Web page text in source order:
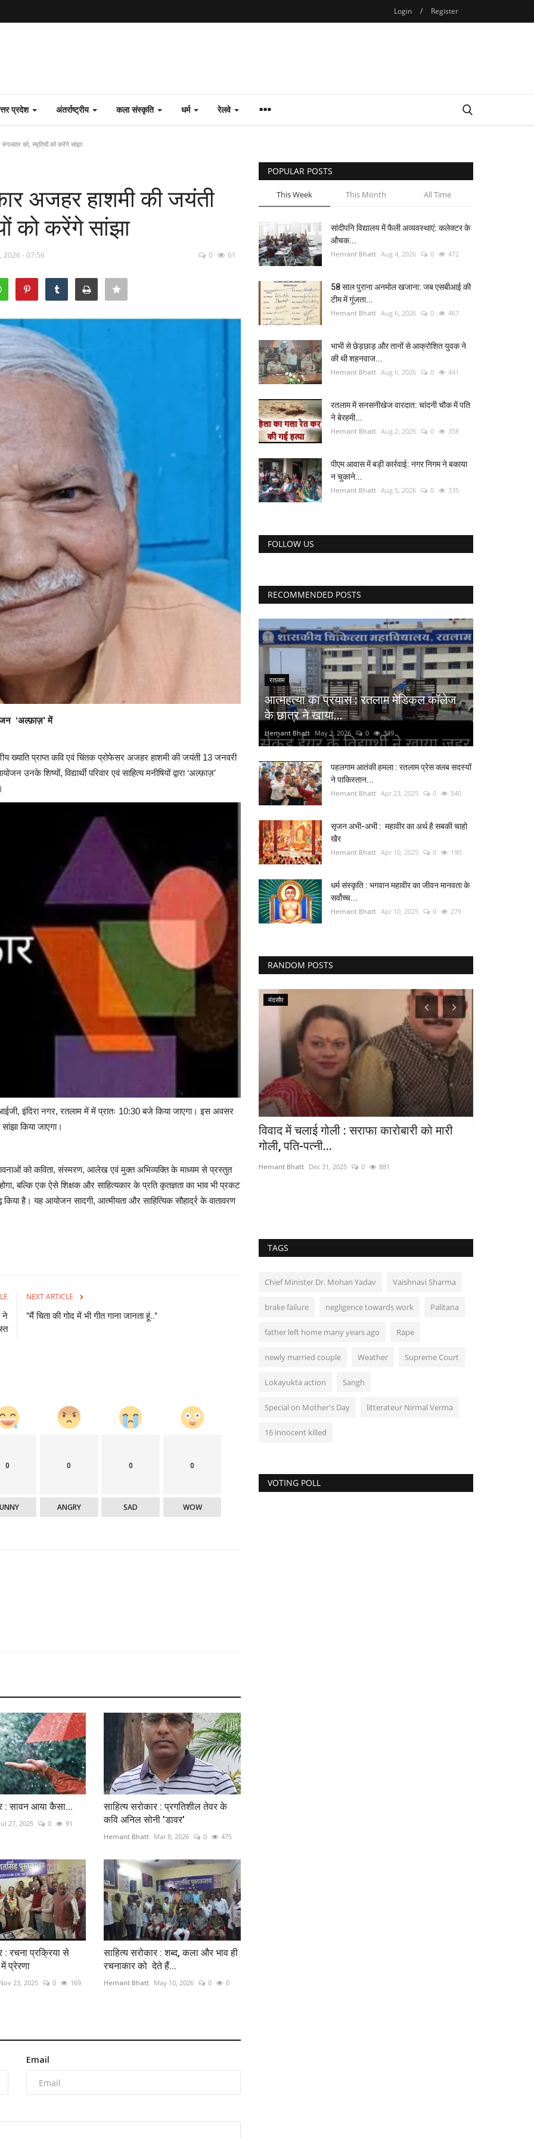
Login / Register
प्रदेश अंतर्राष्ट्रीय कला संस्कृति धर्म रेलवे
को, स्मृतियों को करेंगे सांझा
अजहर हाशमी की जयंती
को करेंगे सांझा
2026 - 07:56 0 61
‘अल्फ़ाज़’ में
ख्याति प्राप्त कवि एवं चिंतक प्रोफेसर अजहर हाशमी की जयंती 13 जनवरी
शिष्यों, विद्यार्थी परिवार एवं साहित्य मनीषियों द्वारा ‘अल्फ़ाज़’
इंदिरा नगर, रतलाम में में प्रातः 10:30 बजे किया जाएगा। इस अवसर
किया जाएगा।
भावनाओं को कविता, संस्मरण, आलेख एवं मुक्त अभिव्यक्ति के माध्यम से प्रस्तुत
बल्कि एक ऐसे शिक्षक और साहित्यकार के प्रति कृतज्ञता का भाव भी प्रकट
है। यह आयोजन सादगी, आत्मीयता और साहित्यिक सौहार्द्र के वातावरण
ने
NEXT ARTICLE
"मैं चिता की गोद में भी गीत गाना जानता हूं.."
0 0
ANGRY
0
SAD
0
WOW
: सावन आया कैसा...
27, 2025 0 91
साहित्य सरोकार : प्रगतिशील तेवर के
कवि अनिल सोनी ’डावर’
Hemant Bhatt Mar 8, 2026 0 475
: रचना प्रक्रिया से
प्रेरणा
23, 2025 0 169
साहित्य सरोकार : शब्द, कला और भाव ही
रचनाकार को देते हैं...
Hemant Bhatt May 10, 2026 0 0
Email
POPULAR POSTS
This Week This Month All Time
सांदीपनि विद्यालय में फैली अव्यवस्थाएं: कलेक्टर के
औचक...
Hemant Bhatt Aug 4, 2026 0 472
58 साल पुराना अनमोल खजाना: जब एसबीआई की
टीम में गूंजता...
Hemant Bhatt Aug 6, 2026 0 467
भाभी से छेड़छाड़ और तानों से आक्रोशित युवक ने
की थी शहनवाज...
Hemant Bhatt Aug 6, 2026 0 441
रतलाम में सनसनीखेज वारदात: चांदनी चौक में पति
ने बेरहमी...
Hemant Bhatt Aug 2, 2026 0 358
पीएम आवास में बड़ी कार्रवाई: नगर निगम ने बकाया
न चुकाने...
Hemant Bhatt Aug 5, 2026 0 335
FOLLOW US
RECOMMENDED POSTS
रतलाम
आत्महत्या का प्रयास : रतलाम मेडिकल कॉलेज
के छात्र ने खाया...
Hemant Bhatt May 3, 2026 0 349
पहलगाम आतंकी हमला : रतलाम प्रेस क्लब सदस्यों
ने पाकिस्तान...
Hemant Bhatt Apr 23, 2025 0 540
सृजन अभी-अभी : महावीर का अर्थ है सबकी चाहो
खैर
Hemant Bhatt Apr 10, 2025 0 190
धर्म संस्कृति : भगवान महावीर का जीवन मानवता के
सर्वोच्च...
Hemant Bhatt Apr 10, 2025 0 279
RANDOM POSTS
जैसे
नहीं। ऐसे
शख्सियत
शख्सियत : युध्द के कारण बच्चों के अधिकार होते हैं
Hemant Bhatt Apr 12, 2026 0 143
युध्द बड़े देशों या गुटों के बीच होते हैं, लेकिन इसकी कीमत उन मासूम बच्चों को
चुकाना...
मंदसौर
विवाद में चलाई गोली : सराफा कारोबारी को मारी
गोली, पति-पत्नी...
Hemant Bhatt Dec 31, 2025 0 881
TAGS
Chief Minister Dr. Mohan Yadav Vaishnavi Sharma
brake failure negligence towards work Palitana
father left home many years ago Rape
newly married couple Weather Supreme Court
Lokayukta action Sangh
Special on Mother's Day litterateur Nirmal Verma
16 innocent killed
VOTING POLL